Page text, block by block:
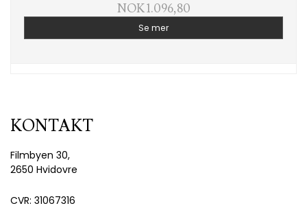
NOK 1.096,80
Se mer
KONTAKT
Filmbyen 30,
2650 Hvidovre
CVR: 31067316